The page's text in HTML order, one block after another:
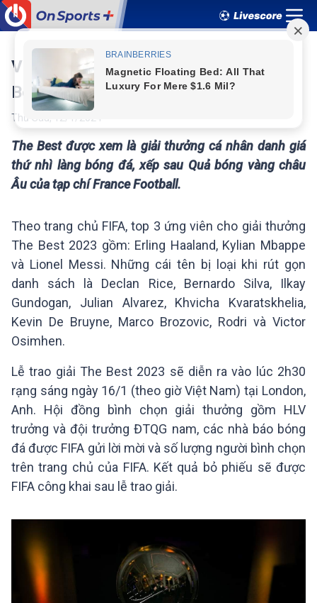
VTVcab trực tiếp Gala trao giải The
Best FIFA Football Awards 2023
Thứ Sáu ,
The Best được xem là giải thưởng cá nhân danh giá
thứ nhì làng bóng đá, xếp sau Quả bóng vàng châu
Âu của tạp chí France Football.
Theo trang chủ FIFA, top 3 ứng viên cho giải thưởng
The Best 2023 gồm: Erling Haaland, Kylian Mbappe
và Lionel Messi. Những cái tên bị loại khi rút gọn
danh sách là Declan Rice, Bernardo Silva, Ilkay
Gundogan, Julian Alvarez, Khvicha Kvaratskhelia,
Kevin De Bruyne, Marco Brozovic, Rodri và Victor
Osimhen.
Lễ trao giải The Best 2023 sẽ diễn ra vào lúc 2h30
rạng sáng ngày 16/1 (theo giờ Việt Nam) tại London,
Anh. Hội đồng bình chọn giải thưởng gồm HLV
trưởng và đội trưởng ĐTQG nam, các nhà báo bóng
đá được FIFA gửi lời mời và số lượng người bình chọn
trên trang chủ của FIFA. Kết quả bỏ phiếu sẽ được
FIFA công khai sau lễ trao giải.